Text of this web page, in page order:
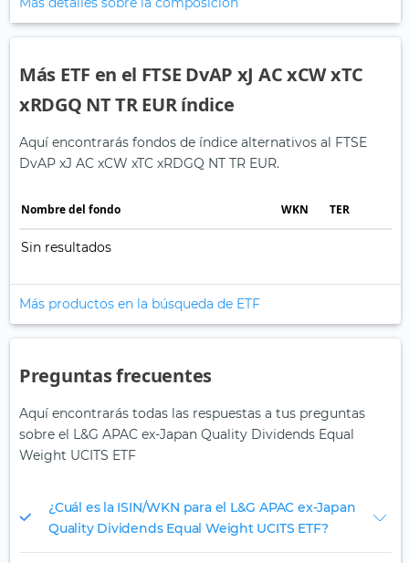
Más ETF en el FTSE DvAP xJ AC xCW xTC
xRDGQ NT TR EUR índice
Aquí encontrarás fondos de índice alternativos al FTSE
DvAP xJ AC xCW xTC xRDGQ NT TR EUR.
Nombre del fondo WKN TER
Sin resultados
Más productos en la búsqueda de ETF
Preguntas frecuentes
Aquí encontrarás todas las respuestas a tus preguntas
sobre el L&G APAC ex-Japan Quality Dividends Equal
Weight UCITS ETF
¿Cuál es la ISIN/WKN para el L&G APAC ex-Japan
Quality Dividends Equal Weight UCITS ETF?